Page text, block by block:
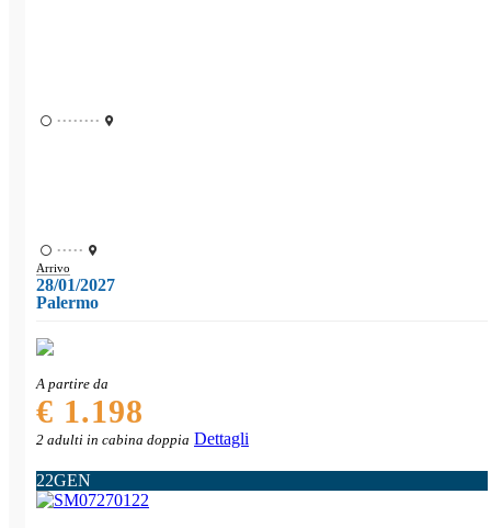
••••••••
•••••
Arrivo
28/01/2027
Palermo
A partire da
€ 1.198
2 adulti in cabina doppia Dettagli
22GEN